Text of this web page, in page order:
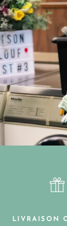
LIVRAISON